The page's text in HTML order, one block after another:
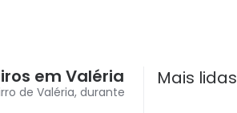
em Valéria
de Valéria, durante
Mais lidas